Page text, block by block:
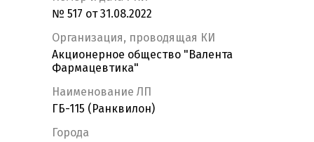
№ 517 от 31.08.2022
Организация, проводящая КИ
Акционерное общество "Валента
Фармацевтика"
Наименование ЛП
ГБ-115 (Ранквилон)
Города